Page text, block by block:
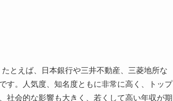
とえば、日本銀行や三井不動産、三菱地所な
す。人気度、知名度ともに非常に高く、トップ
社会的な影響も大きく、若くして高い年収が期